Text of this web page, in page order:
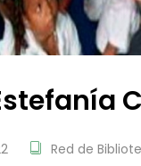
Red de